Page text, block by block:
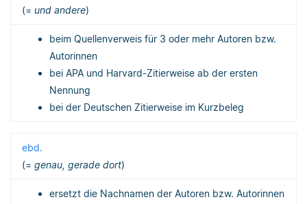
(= und andere)
beim Quellenverweis für 3 oder mehr Autoren bzw.
Autorinnen
bei APA und Harvard-Zitierweise ab der ersten
Nennung
bei der Deutschen Zitierweise im Kurzbeleg
ebd.
(= genau, gerade dort)
ersetzt die Nachnamen der Autoren bzw. Autorinnen